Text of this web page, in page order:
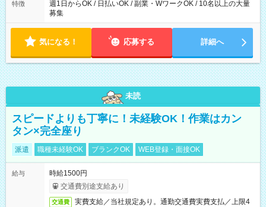
特徴
週1日からOK / 日払いOK / 副業・WワークOK / 10名以上の大量
募集
気になる！ 応募する 詳細へ
未読
スピードよりも丁寧に！未経験OK！作業はカン
タン×完全座り
派遣 職種未経験OK ブランクOK WEB登録・面接OK
給与
時給1500円
交通費別途支給あり
交通費
実費支給／当社規定あり。通勤交通費実費支払／上限4